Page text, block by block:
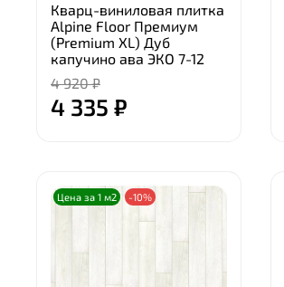
Кварц-виниловая плитка
Alpine Floor Премиум
(Premium XL) Дуб
капучино ава ЭКО 7-12
4 920 ₽
4 335 ₽
Цена за 1 м2 -10%